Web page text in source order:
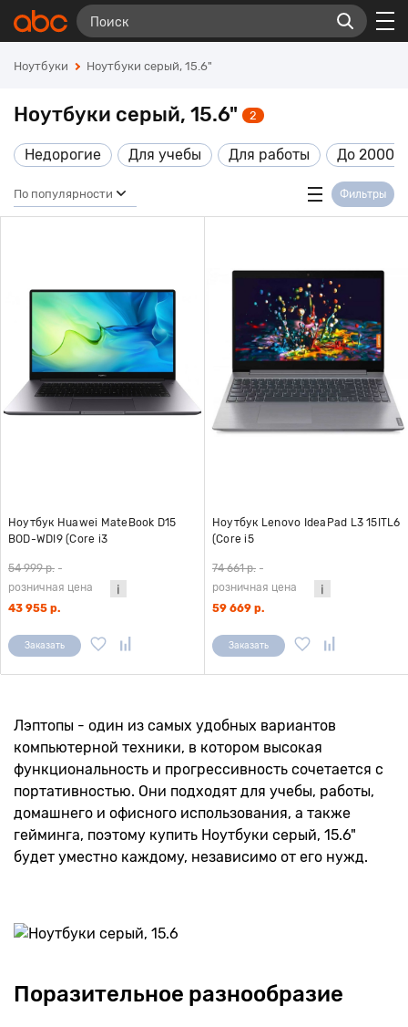
Ноутбуки Ноутбуки серый, 15.6"
Ноутбуки серый, 15.6" 2
Недорогие Для учебы Для работы До 20000
По популярности Фильтры
Ноутбук Huawei MateBook D15
BOD-WDI9 (Core i3
Graphics/15.6"/1920x1080/W)
серый
54 999 р. -
розничная цена
43 955 р.
Заказать
Ноутбук Lenovo IdeaPad L3 15ITL6
(Core i5
graphics/15.6"/1920x1080/noOS)
серый
74 661 р. -
розничная цена
59 669 р.
Заказать
Лэптопы - один из самых удобных вариантов
компьютерной техники, в котором высокая
функциональность и прогрессивность сочетается с
портативностью. Они подходят для учебы, работы,
домашнего и офисного использования, а также
гейминга, поэтому купить Ноутбуки серый, 15.6"
будет уместно каждому, независимо от его нужд.
Поразительное разнообразие